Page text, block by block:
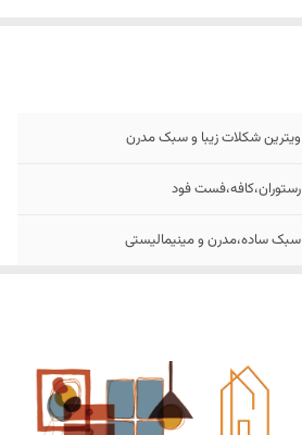
ویترین شکلات زیبا و سبک مدرن
رستوران،کافه،فست فود
سبک ساده،مدرن و مینیمالیستی
ابعاد دلخواه و مورد نیاز